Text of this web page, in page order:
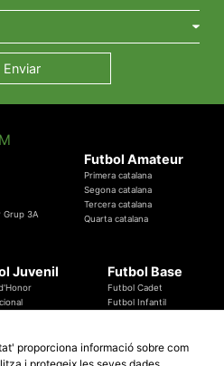
Grup 3A
Futbol Amateur
Primera catalana
Segona catalana
Tercera catalana
Quarta catalana
Juvenil Futbol Base
Futbol Cadet
Futbol Infantil
proporciona informació sobre com